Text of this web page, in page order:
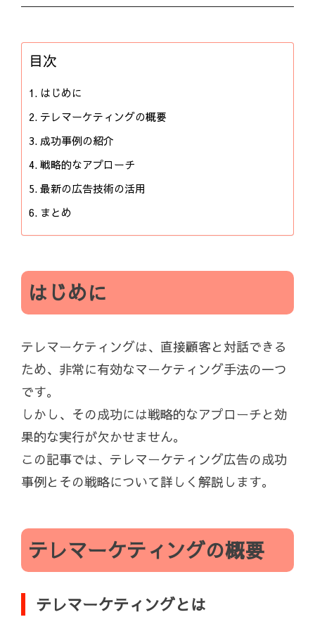
目次
はじめに
テレマーケティングの概要
成功事例の紹介
戦略的なアプローチ
最新の広告技術の活用
まとめ
はじめに
テレマーケティングは、直接顧客と対話できる
ため、非常に有効なマーケティング手法の一つ
です。
しかし、その成功には戦略的なアプローチと効
果的な実行が欠かせません。
この記事では、テレマーケティング広告の成功
事例とその戦略について詳しく解説します。
テレマーケティングの概要
テレマーケティングとは